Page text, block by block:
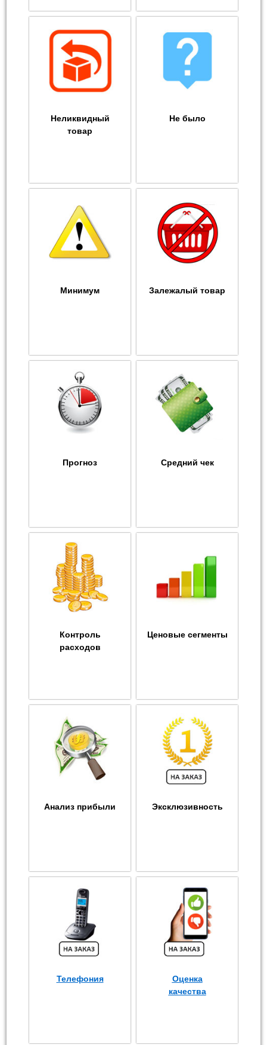
Неликвидный
товар
Не было
Минимум Залежалый товар
Прогноз Средний чек
Контроль
расходов
Ценовые сегменты
Анализ прибыли Эксклюзивность
Телефония
Оценка
качества